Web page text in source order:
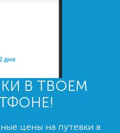
В ТВОЕМ
цены на путевки в